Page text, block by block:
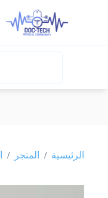
الرئيسية / المتجر /